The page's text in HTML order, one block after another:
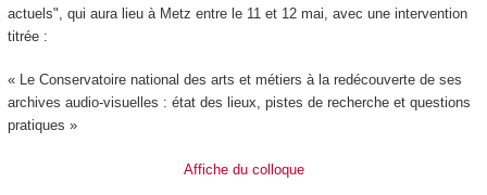
actuels", qui aura lieu à Metz entre le 11 et 12 mai, avec une intervention
titrée :
« Le Conservatoire national des arts et métiers à la redécouverte de ses
archives audio-visuelles : état des lieux, pistes de recherche et questions
pratiques »
Affiche du colloque